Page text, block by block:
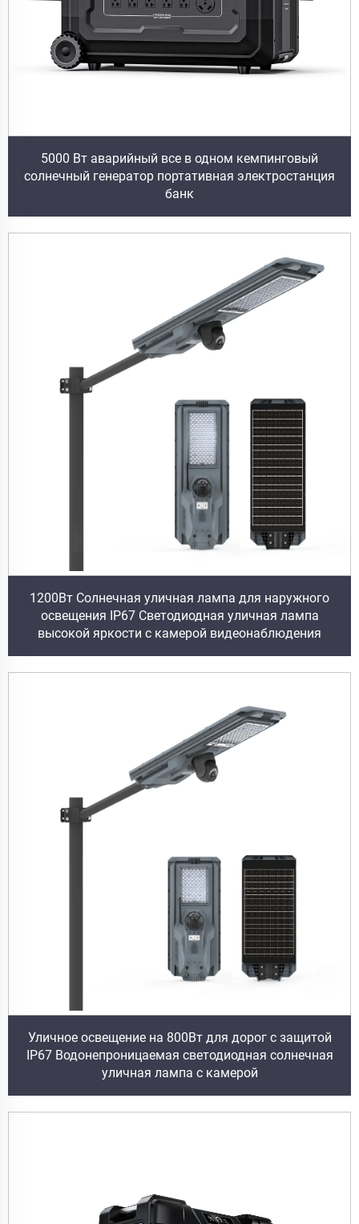
5000 Вт аварийный все в одном кемпинговый
солнечный генератор портативная электростанция
банк
1200Вт Солнечная уличная лампа для наружного
освещения IP67 Светодиодная уличная лампа
высокой яркости с камерой видеонаблюдения
Уличное освещение на 800Вт для дорог с защитой
IP67 Водонепроницаемая светодиодная солнечная
уличная лампа с камерой